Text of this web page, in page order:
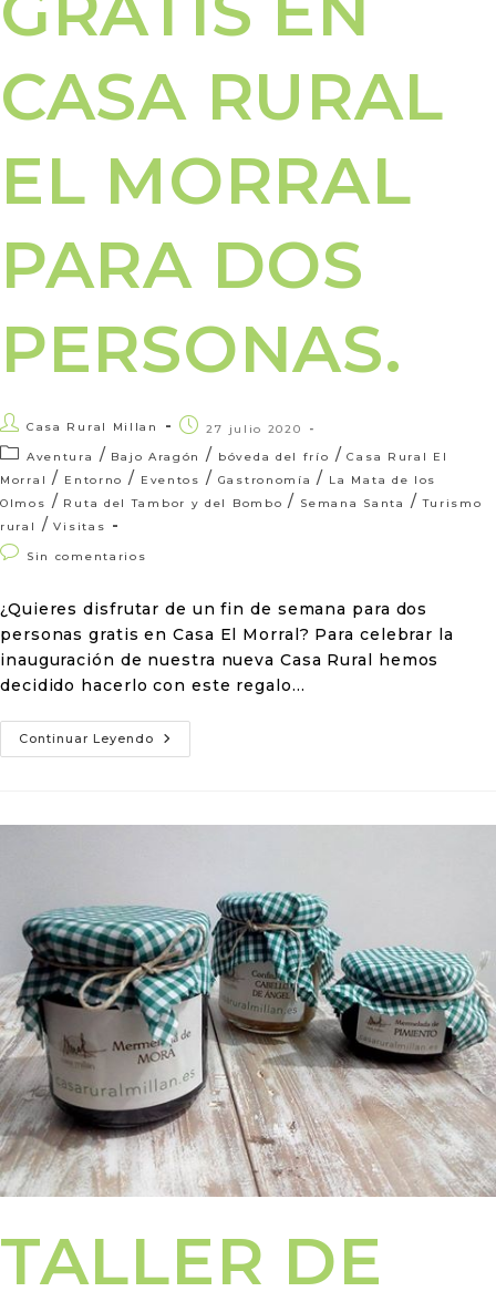
CASA RURAL
EL MORRAL
PARA DOS
PERSONAS.
Casa Rural Millan
27 julio 2020
Aventura
/ Bajo Aragón / bóveda del frío / Casa Rural El
Morral / Entorno / Eventos / Gastronomía / La Mata de los
Olmos / Ruta del Tambor y del Bombo / Semana Santa / Turismo
rural
/ Visitas
Sin comentarios
¿Quieres disfrutar de un fin de semana para dos
personas gratis en Casa El Morral? Para celebrar la
inauguración de nuestra nueva Casa Rural hemos
decidido hacerlo con este regalo…
Continuar Leyendo
TALLER DE